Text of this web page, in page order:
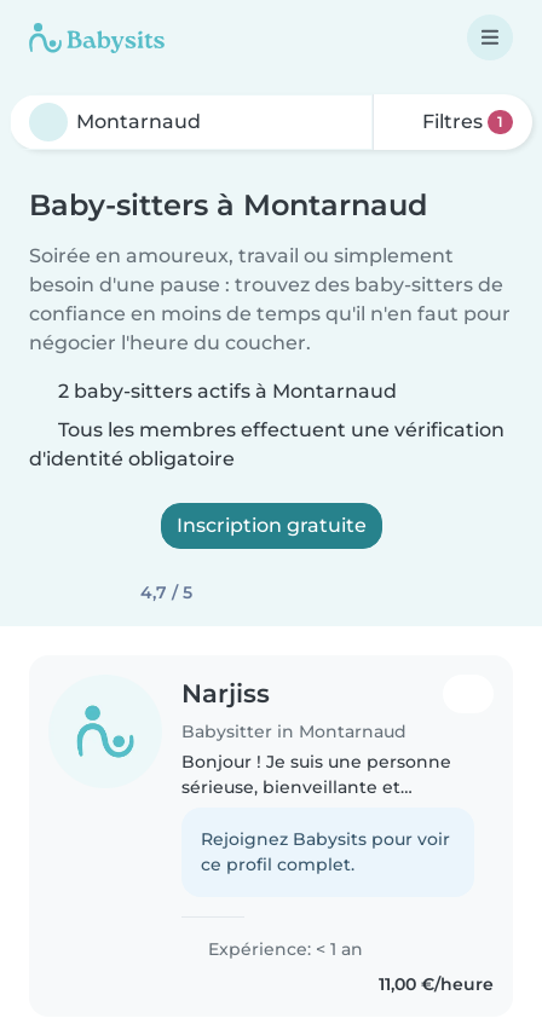
Filtres 1
Baby-sitters à Montarnaud
Soirée en amoureux, travail ou simplement
besoin d'une pause : trouvez des baby-sitters de
confiance en moins de temps qu'il n'en faut pour
négocier l'heure du coucher.
2 baby-sitters actifs à Montarnaud
Tous les membres effectuent une vérification
d'identité obligatoire
Inscription gratuite
4,7 / 5
Narjiss
Babysitter in Montarnaud
Bonjour ! Je suis une personne
sérieuse, bienveillante et
temps avec les enfants. Je suis à
l'écoute, patiente et j'aime
Rejoignez Babysits pour voir
ce profil complet.
Expérience: < 1 an
11,00 €/heure